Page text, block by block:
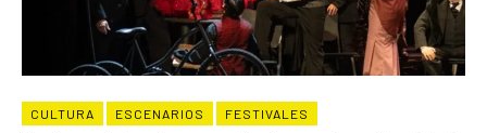
CULTURA ESCENARIOS FESTIVALES